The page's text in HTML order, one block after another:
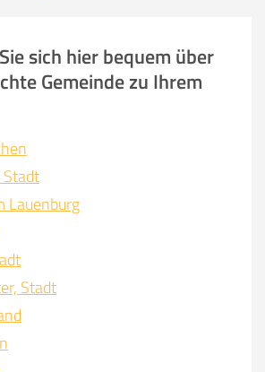
sich hier bequem über
Gemeinde zu Ihrem
Stadt
Lauenburg
Stadt